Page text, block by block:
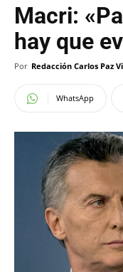
Macri:
hay que
Por Redacción Carlos Paz
WhatsApp